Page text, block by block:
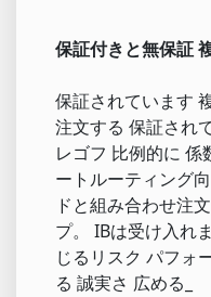
保証付きと無保証
保証されています
注文する 保証され
レゴフ 比例的に 係
ートルーティング
ドと組み合わせ注
プ。 IBは受け入れ
じるリスク パフォ
る 誠実さ 広める_